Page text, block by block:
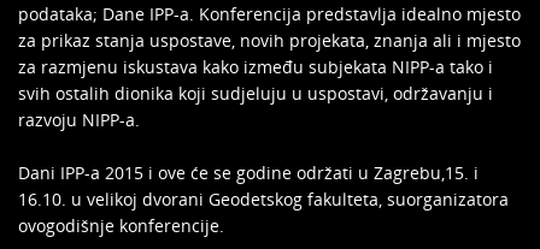
podataka; Dane IPP-a. Konferencija predstavlja idealno mjesto
za prikaz stanja uspostave, novih projekata, znanja ali i mjesto
za razmjenu iskustava kako između subjekata NIPP-a tako i
svih ostalih dionika koji sudjeluju u uspostavi, održavanju i
razvoju NIPP-a.
Dani IPP-a 2015 i ove će se godine održati u Zagrebu,15. i
16.10. u velikoj dvorani Geodetskog fakulteta, suorganizatora
ovogodišnje konferencije.